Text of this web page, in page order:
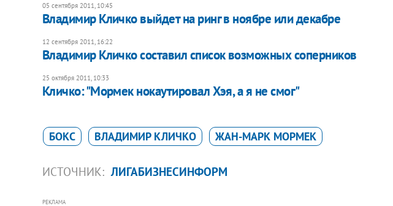
05 сентября 2011, 10:45
Владимир Кличко выйдет на ринг в ноябре или декабре
12 сентября 2011, 16:22
Владимир Кличко составил список возможных соперников
25 октября 2011, 10:33
Кличко: "Мормек нокаутировал Хэя, а я не смог"
БОКС ВЛАДИМИР КЛИЧКО ЖАН-МАРК МОРМЕК
ИСТОЧНИК: ЛИГАБИЗНЕСИНФОРМ
РЕКЛАМА